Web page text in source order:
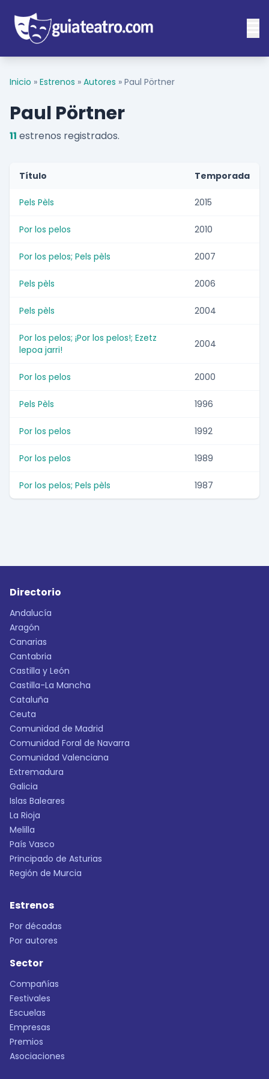
Inicio » Estrenos » Autores » Paul Pörtner
Paul Pörtner
11 estrenos registrados.
Título Temporada
Pels Pèls 2015
Por los pelos 2010
Por los pelos; Pels pèls 2007
Pels pèls 2006
Pels pèls 2004
Por los pelos; ¡Por los pelos!; Ezetz
lepoa jarri!
2004
Por los pelos 2000
Pels Pèls 1996
Por los pelos 1992
Por los pelos 1989
Por los pelos; Pels pèls 1987
Directorio
Andalucía
Aragón
Canarias
Cantabria
Castilla y León
Castilla-La Mancha
Cataluña
Ceuta
Comunidad de Madrid
Comunidad Foral de Navarra
Comunidad Valenciana
Extremadura
Galicia
Islas Baleares
La Rioja
Melilla
País Vasco
Principado de Asturias
Región de Murcia
Estrenos
Por décadas
Por autores
Sector
Compañías
Festivales
Escuelas
Empresas
Premios
Asociaciones